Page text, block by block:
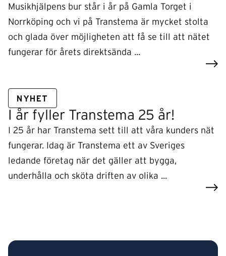
Musikhjälpens bur står i år på Gamla Torget i
Norrköping och vi på Transtema är mycket stolta
och glada över möjligheten att få se till att nätet
fungerar för årets direktsända ...
NYHET
I år fyller Transtema 25 år!
I 25 år har Transtema sett till att våra kunders nät
fungerar. Idag är Transtema ett av Sveriges
ledande företag när det gäller att bygga,
underhålla och sköta driften av olika ...